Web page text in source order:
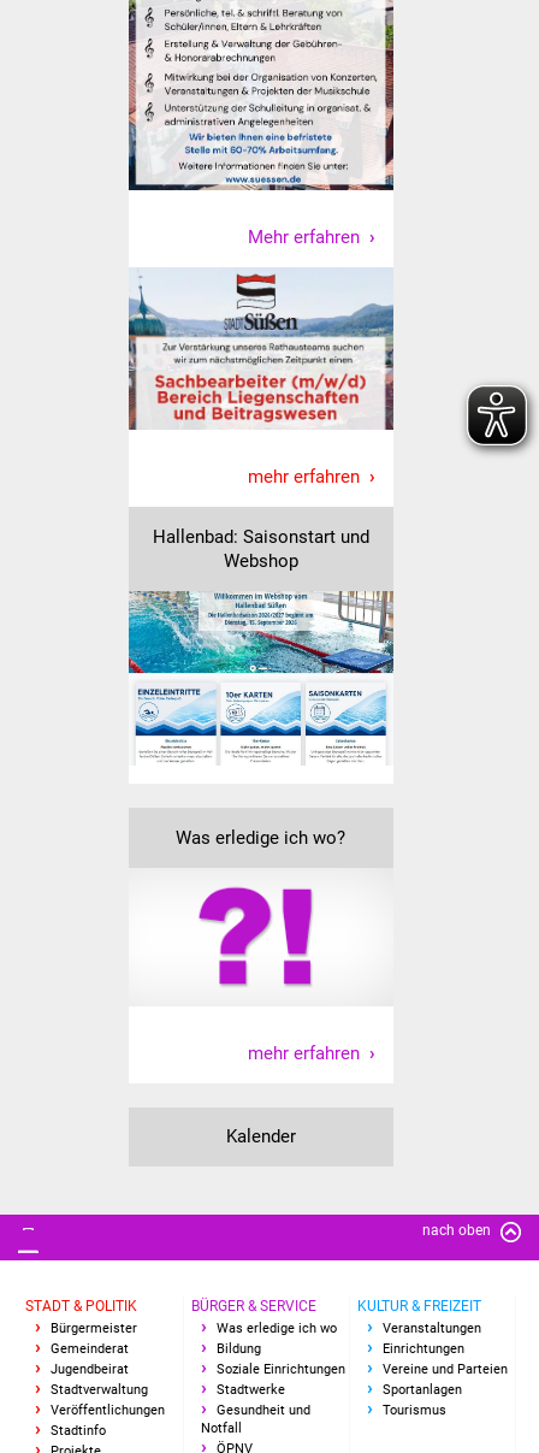
Sportanlagen
Tourismus
Erlebnisregion
Schwäbischer Albtrauf
Route der
Industriekultur
Lebenslagen
Senioren
Stadtseniorenrat
Seniorenwohn- und
Pflegeheim
Familien
Familientreff
Schülerferienprogramm
Migration und Integration
Freundeskreis Asyl
Wohnen
Wirtschaft
Haushalt & Infos
Wirtschaftsförderung
Mehr erfahren
mehr erfahren
Hallenbad: Saisonstart und
Webshop
Was erledige ich wo?
mehr erfahren
Kalender
nach oben
STADT & POLITIK
Bürgermeister
Gemeinderat
Jugendbeirat
Stadtverwaltung
Veröffentlichungen
Stadtinfo
BÜRGER & SERVICE
Was erledige ich wo
Bildung
Soziale Einrichtungen
Stadtwerke
Gesundheit und
Notfall
ÖPNV
KULTUR & FREIZEIT
Veranstaltungen
Einrichtungen
Vereine und Parteien
Sportanlagen
Tourismus